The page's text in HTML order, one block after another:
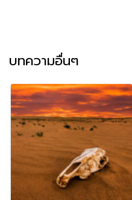
บทความอื่นๆ